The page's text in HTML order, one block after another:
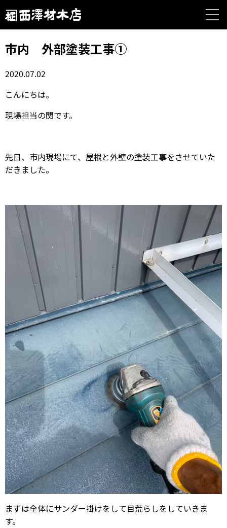
市内 外部塗装工事①
2020.07.02
こんにちは。
現場担当の関です。
先日、市内現場にて、屋根と外壁の塗装工事をさせていた
だきました。
まずは全体にサンダー掛けをして目荒らしをしていきま
す。